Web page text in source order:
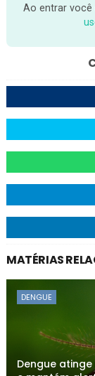
Ao entrar
MATÉRIAS
DENGUE
Dengue